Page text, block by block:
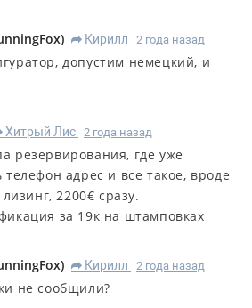
) R Кирилл 2 года назад
допустим немецкий, и
Хитрый Лис 2 года назад
резервирования, где уже
телефон адрес и все такое, вроде
2200€ сразу.
за 19к на штамповках
) R Кирилл 2 года назад
не сообщили?